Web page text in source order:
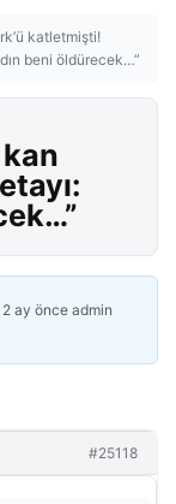
katletmişti!
beni öldürecek…”
2 ay önce admin
#25118